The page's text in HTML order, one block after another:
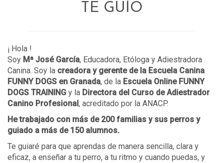
TE GUÍO
¡ Hola !
Soy Mª José García, Educadora, Etóloga y Adiestradora
Canina. Soy la creadora y gerente de la Escuela Canina
FUNNY DOGS en Granada, de la Escuela Online FUNNY
DOGS TRAINING y la Directora del Curso de Adiestrador
Canino Profesional, acreditado por la ANACP.
He trabajado con más de 200 familias y sus perros y
guiado a más de 150 alumnos.
Te guiaré para que aprendas de manera sencilla, clara y
eficaz, a enseñar a tu perro, a tu ritmo y cuando puedas, y